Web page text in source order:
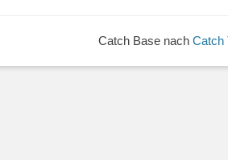
Catch Base nach Catch